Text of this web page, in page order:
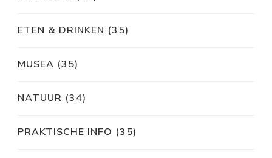
ETEN & DRINKEN (35)
MUSEA (35)
NATUUR (34)
PRAKTISCHE INFO (35)